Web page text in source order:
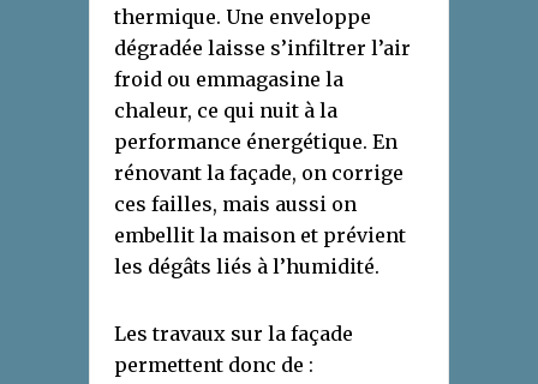
thermique. Une enveloppe
dégradée laisse s’infiltrer l’air
froid ou emmagasine la
chaleur, ce qui nuit à la
performance énergétique. En
rénovant la façade, on corrige
ces failles, mais aussi on
embellit la maison et prévient
les dégâts liés à l’humidité.
Les travaux sur la façade
permettent donc de :